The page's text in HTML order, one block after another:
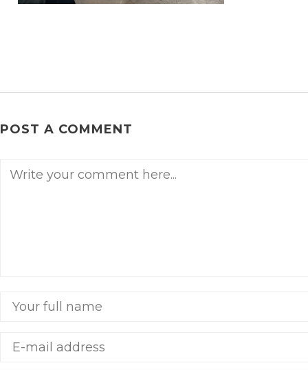
POST A COMMENT